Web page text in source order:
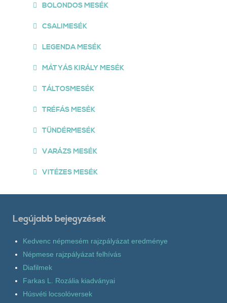
BOLONDOS MESÉK
CSALIMESÉK
LEGENDA MESÉK
MÁTYÁS KIRÁLY MESÉK
TÁLTOSMESÉK
TRÉFÁS MESÉK
TÜNDÉRMESÉK
VARÁZS MESÉK
VITÉZES MESÉK
Legújabb bejegyzések
Kedvenc népmesém rajzpályázat eredménye
Népmese rajzpályázat felhívás
Diafilmek
Farkas L. Rozália kiadványai
Húsvéti locsolóversek